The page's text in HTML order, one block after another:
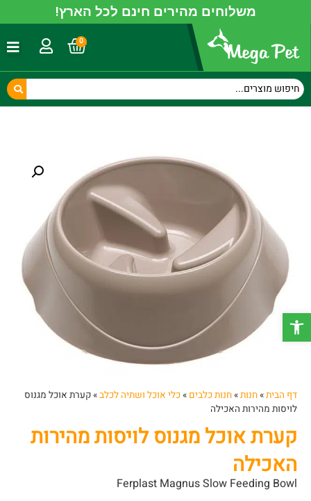
פתח סרגל נגישות
משלוחים מהירים חינם לכל הארץ!
0
דף הבית»חנות»חנות כלבים »כלי אוכל ושתיה לכלב»קערת אוכל מגנוס
לויסות מהירות האכילה
קערת אוכל מגנוס לויסות מהירות
האכילה
Ferplast Magnus Slow Feeding Bowl